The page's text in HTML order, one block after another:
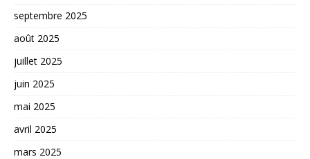
septembre 2025
août 2025
juillet 2025
juin 2025
mai 2025
avril 2025
mars 2025